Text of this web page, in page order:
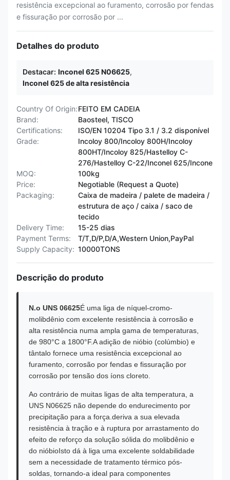
resistência excepcional ao furamento, corrosão por fendas
e fissuração por corrosão por ...
Detalhes do produto
Destacar: Inconel 625 N06625,
Inconel 625 de alta resistência
Country Of Origin:FEITO EM CADEIA
Brand:
Baosteel, TISCO
Certifications:
ISO/EN 10204 Tipo 3.1 / 3.2 disponível
Grade:
Incoloy 800/Incoloy 800H/Incoloy
800HT/Incoloy 825/Hastelloy C-
276/Hastelloy C-22/Inconel 625/Incone
MOQ:
100kg
Price:
Negotiable (Request a Quote)
Packaging:
Caixa de madeira / palete de madeira /
estrutura de aço / caixa / saco de
tecido
Delivery Time:
15-25 dias
Payment Terms:
T/T,D/P,D/A,Western Union,PayPal
Supply Capacity: 10000TONS
Descrição do produto
N.o UNS 06625É uma liga de níquel-cromo-
molibdênio com excelente resistência à corrosão e
alta resistência numa ampla gama de temperaturas,
de 980°C a 1800°F.A adição de nióbio (colúmbio) e
tântalo fornece uma resistência excepcional ao
furamento, corrosão por fendas e fissuração por
corrosão por tensão dos íons cloreto.
Ao contrário de muitas ligas de alta temperatura, a
UNS N06625 não depende do endurecimento por
precipitação para a força.deriva a sua elevada
resistência à tração e à ruptura por arrastamento do
efeito de reforço da solução sólida do molibdênio e
do nióbioIsto dá à liga uma excelente soldabilidade
sem a necessidade de tratamento térmico pós-
soldas, tornando-a ideal para componentes